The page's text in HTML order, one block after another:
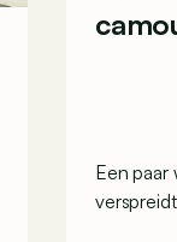
Een